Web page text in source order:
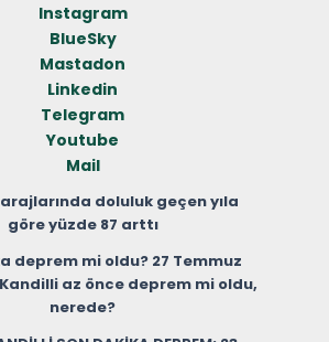
Instagram
BlueSky
Mastadon
Linkedin
Telegram
Youtube
Mail
doluluk geçen yıla
göre yüzde 87 arttı
deprem mi oldu? 27 Temmuz
az önce deprem mi oldu,
nerede?